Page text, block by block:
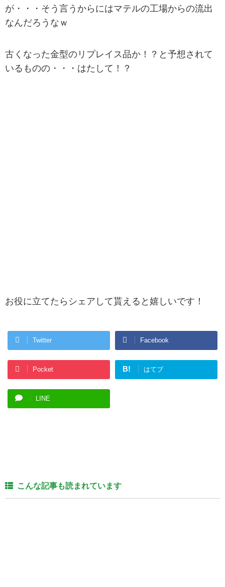
が・・・そう言うからにはマテルの工場からの流出
なんだろうなｗ
古くなった金型のリプレイス品か！？と予想されて
いるものの・・・はたして！？
お役に立てたらシェアして貰えると嬉しいです！
Twitter Facebook
Pocket B! はてブ
LINE
こんな記事も読まれています